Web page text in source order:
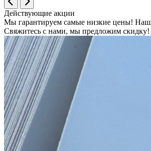
Действующие акции
Мы гарантируем самые низкие цены!
Свяжитесь с нами, мы предложим скидку!